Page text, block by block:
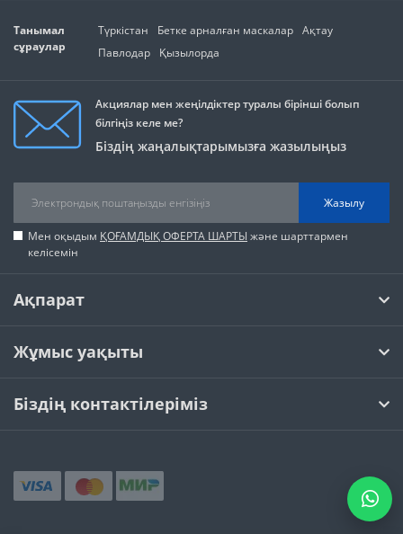
Танымал
сұраулар
Түркістан Бетке арналған маскалар Ақтау
Павлодар
Қызылорда
Акциялар мен жеңілдіктер туралы бірінші болып
білгіңіз келе ме?
Біздің жаңалықтарымызға жазылыңыз
Жазылу
Мен оқыдым ҚОҒАМДЫҚ ОФЕРТА ШАРТЫ және шарттармен
келісемін
Ақпарат
Жұмыс уақыты
Біздің контактілеріміз